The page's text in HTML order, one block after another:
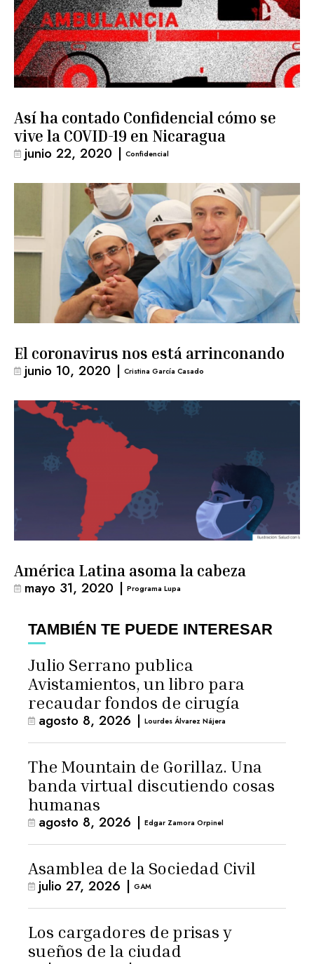
Así ha contado Confidencial cómo se
vive la COVID-19 en Nicaragua
junio 22, 2020 | Confidencial
El coronavirus nos está arrinconando
junio 10, 2020 | Cristina García Casado
América Latina asoma la cabeza
mayo 31, 2020 | Programa Lupa
TAMBIÉN TE PUEDE INTERESAR
Julio Serrano publica
Avistamientos, un libro para
recaudar fondos de cirugía
agosto 8, 2026 | Lourdes Álvarez Nájera
The Mountain de Gorillaz. Una
banda virtual discutiendo cosas
humanas
agosto 8, 2026 | Edgar Zamora Orpinel
Asamblea de la Sociedad Civil
julio 27, 2026 | GAM
Los cargadores de prisas y
sueños de la ciudad